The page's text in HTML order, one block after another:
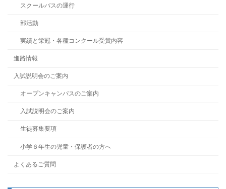
スクールバスの運行
部活動
実績と栄冠・各種コンクール受賞内容
進路情報
入試説明会のご案内
オープンキャンパスのご案内
入試説明会のご案内
生徒募集要項
小学６年生の児童・保護者の方へ
よくあるご質問